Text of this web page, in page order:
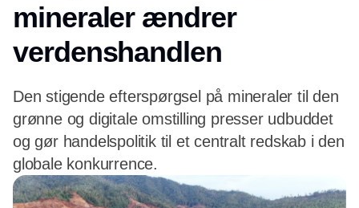
mineraler ændrer
verdenshandlen
Den stigende efterspørgsel på mineraler til den
grønne og digitale omstilling presser udbuddet
og gør handelspolitik til et centralt redskab i den
globale konkurrence.